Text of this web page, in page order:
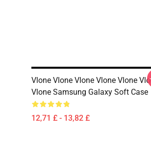
Vlone Vlone Vlone Vlone Vlone
Vlone Samsung Galaxy Soft Case
12,71 £ - 13,82 £